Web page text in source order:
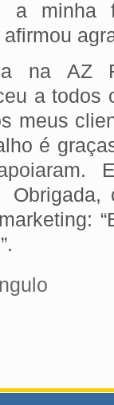
a
afirmou
na AZ
a todos
meus
é